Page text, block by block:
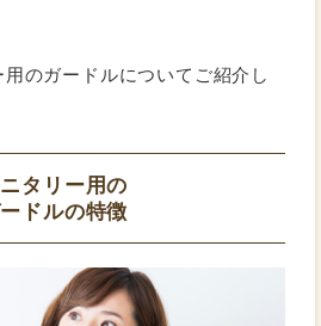
のガードルについてご紹介し
タリー用の
ドルの特徴